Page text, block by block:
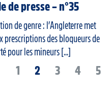
de presse – n°35
de genre : l’Angleterre met
prescriptions des bloqueurs de
pour les mineurs [...]
1 2 3 4 5